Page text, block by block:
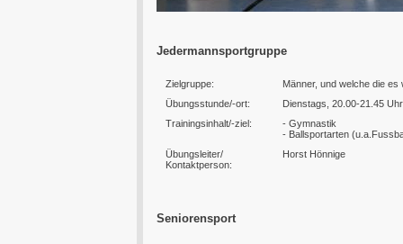
Jedermannsportgruppe
Zielgruppe:
Männer, und welche die es
Übungsstunde/-ort:
Dienstags, 20.00-21.45
Trainingsinhalt/-ziel:
- Gymnastik
- Ballsportarten
Übungsleiter/
Kontaktperson:
Horst Hönnige
Seniorensport